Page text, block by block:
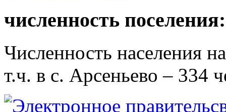
численность поселения:
Численность населения
т.ч. в с. Арсеньево – 334